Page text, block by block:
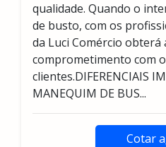
qualidade. Quando o
de busto, com os
da Luci Comércio obterá
comprometimento com
clientes.DIFERENCIAIS
MANEQUIM DE BUS...
Cotar